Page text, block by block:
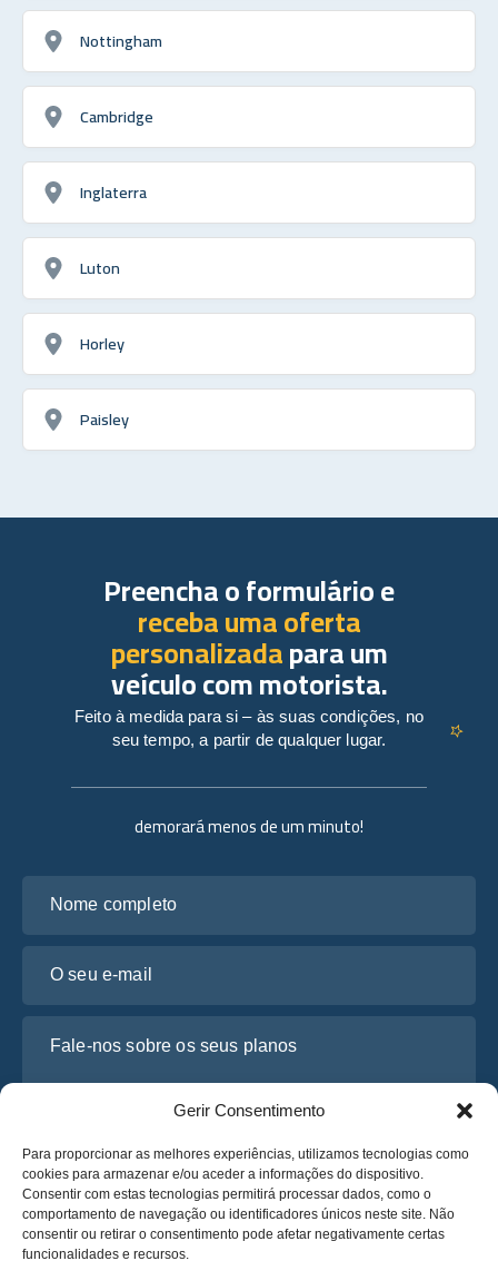
Gerir Consentimento
Para proporcionar as melhores experiências, utilizamos tecnologias como
cookies para armazenar e/ou aceder a informações do dispositivo.
Consentir com estas tecnologias permitirá processar dados, como o
comportamento de navegação ou identificadores únicos neste site. Não
consentir ou retirar o consentimento pode afetar negativamente certas
funcionalidades e recursos.
Nottingham
Cambridge
Inglaterra
Luton
Horley
Paisley
demorará menos de um minuto!
Preencha o formulário e
receba uma oferta
personalizadapara um
veículo com motorista.
Feito à medida para si – às suas condições, no
seu tempo, a partir de qualquer lugar.